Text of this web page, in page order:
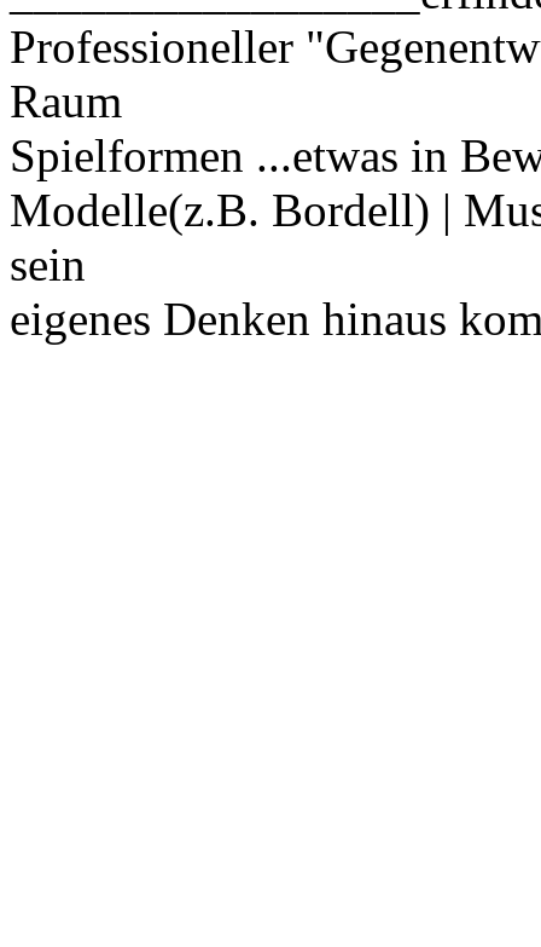
Professioneller
Raum
Spielformen ...etwas in
Modelle(z.B. Bordell) |
sein
eigenes Denken hinaus